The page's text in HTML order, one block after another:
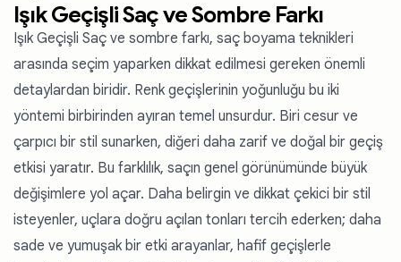
Işık Geçişli Saç ve Sombre Farkı
Işık Geçişli Saç ve sombre farkı, saç boyama teknikleri
arasında seçim yaparken dikkat edilmesi gereken önemli
detaylardan biridir. Renk geçişlerinin yoğunluğu bu iki
yöntemi birbirinden ayıran temel unsurdur. Biri cesur ve
çarpıcı bir stil sunarken, diğeri daha zarif ve doğal bir geçiş
etkisi yaratır. Bu farklılık, saçın genel görünümünde büyük
değişimlere yol açar. Daha belirgin ve dikkat çekici bir stil
isteyenler, uçlara doğru açılan tonları tercih ederken; daha
sade ve yumuşak bir etki arayanlar, hafif geçişlerle